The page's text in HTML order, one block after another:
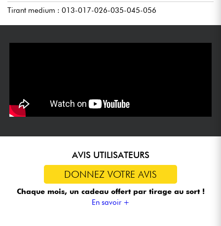
Tirant medium : 013-017-026-035-045-056
AVIS UTILISATEURS
DONNEZ VOTRE AVIS
Chaque mois, un cadeau offert par tirage au sort !
En savoir +